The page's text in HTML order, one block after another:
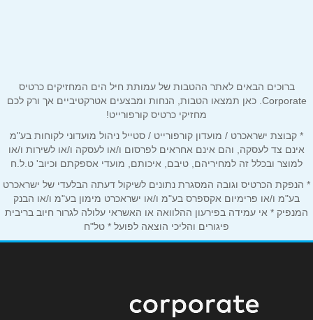
אימייל*
נושא*
אנא חזרו אלי בקשר ל...
הודעה*
שליחה
ברוכים הבאים לאתר ההטבות של עמותת חיל הים המחזיקים כרטיס
Corporate. כאן תמצאו הטבות, הנחות ומבצעים אטרקטיביים אך ורק לכם
מחזיקי כרטיס קורפורייט!
* קבוצת ישראכרט / מועדון קורפורייט / סטייל ניהול מועדוני לקוחות בע"מ
אינם צד לעסקה, והם אינם אחראים לפרסום ו/או לעסקה ו/או לשירות ו/או
למוצר ובכלל זה למחיריהם, טיבם, איכותם, מועדי אספקתם וכיוב' ט.ל.ח
* הנפקת הכרטיס וגובה המסגרת נתונים לשיקול דעתה הבלעדי של ישראכרט
בע"מ ו/או פרימיום אקספרס בע"מ ו/או ישראכרט מימון בע"מ ו/או הבנק
המנפיק * אי עמידה בפירעון ההלוואה או האשראי עלולה לגרור חיוב בריבית
פיגורים והליכי הוצאה לפועל * טל"ח